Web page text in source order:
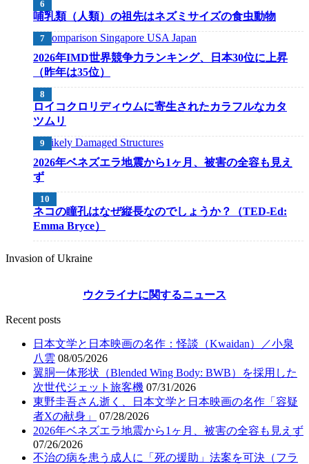
哺乳類（人類）の祖先はネズミサイズの食虫動物
2026年IMD世界競争力ランキング、日本30位に上昇
（昨年は35位）
ロイコクロリディウムに寄生されたカラフルなカタ
ツムリ
2026年ベネズエラ地震から1ヶ月、被害の全容も見え
ず
ネコの瞳孔はなぜ縦長なのでしょうか？（TED-Ed:
Emma Bryce）
Invasion of Ukraine
ウクライナに関するニュース
Recent posts
日本文学と日本映画の名作：怪談（Kwaidan）／小泉
八雲 08/05/2026
翼胴一体形状（Blended Wing Body: BWB）を採用した
次世代ジェット旅客機 07/31/2026
東野圭吾さん逝く、日本文学と日本映画の名作「容疑
者Xの献身」
07/28/2026
2026年ベネズエラ地震から1ヶ月、被害の全容も見えず
07/26/2026
不治の病を患う成人に「死の援助」法案を可決（フラ